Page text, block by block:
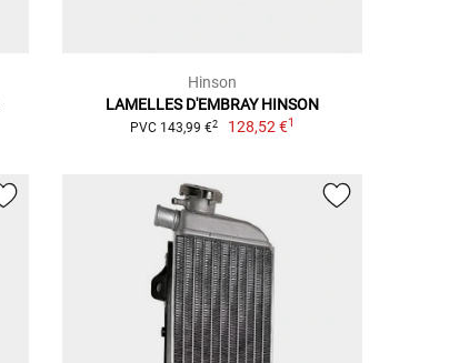
Hinson
LAMELLES D'EMBRAY HINSON
PVC 143,99 €2 128,52 €1